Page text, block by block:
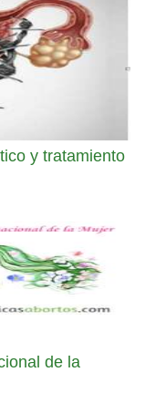
y tratamiento
de la